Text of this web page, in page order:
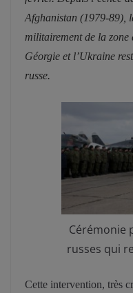
Afghanistan (1979-89),
militairement de la zone
Géorgie et l’Ukraine
russe.
Cérémonie
russes qui
Cette intervention, très